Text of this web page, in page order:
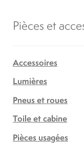
Pièces et
Accessoires
Lumières
Pneus et roues
Toile et cabine
Pièces usagées